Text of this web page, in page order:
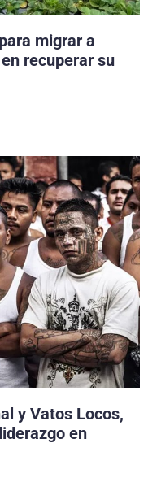
migrar a
recuperar su
y Vatos Locos,
en